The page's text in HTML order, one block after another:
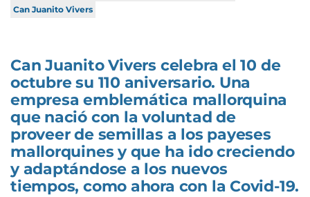
Can Juanito Vivers
Can Juanito Vivers celebra el 10 de
octubre su 110 aniversario. Una
empresa emblemática mallorquina
que nació con la voluntad de
proveer de semillas a los payeses
mallorquines y que ha ido creciendo
y adaptándose a los nuevos
tiempos, como ahora con la Covid-19.